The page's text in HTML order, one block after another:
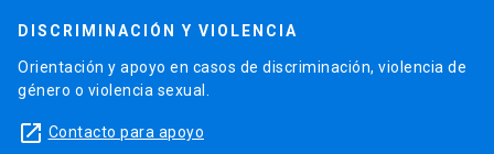
DISCRIMINACIÓN Y VIOLENCIA
Orientación y apoyo en casos de discriminación, violencia de
género o violencia sexual.
launch Contacto para apoyo